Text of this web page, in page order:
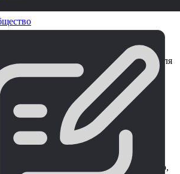
пустыню с этим хвойным лесом!
множество природных ресурсов для
удивительной среды для вашего
деревьев
и небольших деревьев
мелкой флоры, таких как цветы,
и т.д.
для установки на землю (например,